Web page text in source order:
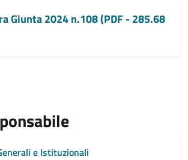
Giunta 2024 n.108 (PDF - 285.68
e Istituzionali